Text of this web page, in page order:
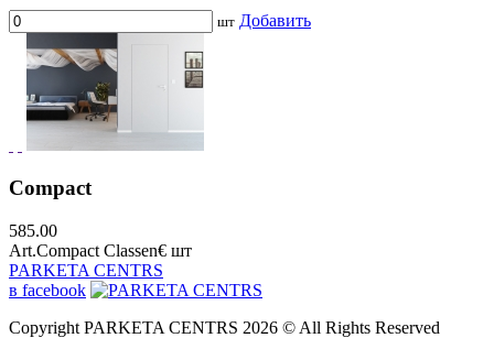
шт Добавить
Compact
585.00
Art.Compact Classen€ шт
PARKETA CENTRS
в facebook
Copyright PARKETA CENTRS 2026 © All Rights Reserved